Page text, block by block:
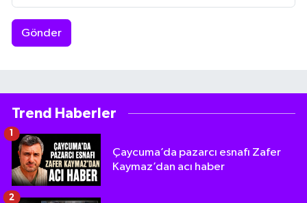
Gönder
Trend Haberler
Çaycuma’da pazarcı esnafı Zafer
Kaymaz’dan acı haber
1
2